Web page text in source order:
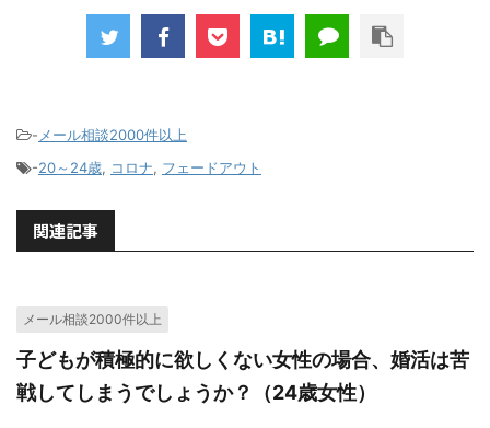
- メール相談2000件以上
-20～24歳, コロナ, フェードアウト
関連記事
メール相談2000件以上
子どもが積極的に欲しくない女性の場合、婚活は苦
戦してしまうでしょうか？（24歳女性）